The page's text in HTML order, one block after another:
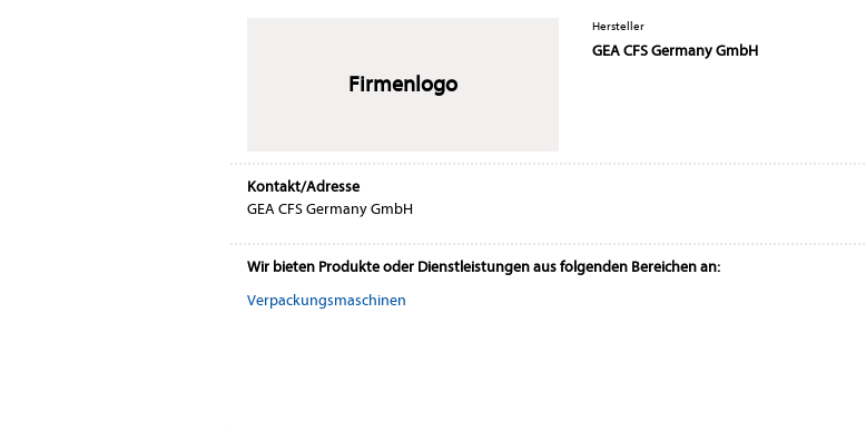
Firmenlogo
Hersteller
GEA CFS Germany GmbH
Kontakt/Adresse
GEA CFS Germany GmbH
Wir bieten Produkte oder Dienstleistungen aus folgenden Bereichen an:
Verpackungsmaschinen